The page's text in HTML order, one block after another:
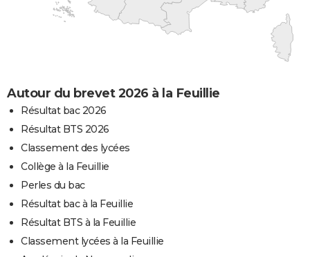
Autour du brevet 2026 à la Feuillie
Résultat bac 2026
Résultat BTS 2026
Classement des lycées
Collège à la Feuillie
Perles du bac
Résultat bac à la Feuillie
Résultat BTS à la Feuillie
Classement lycées à la Feuillie